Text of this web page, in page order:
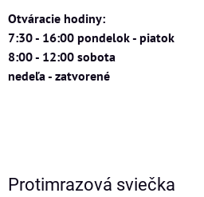
Otváracie hodiny:
7:30 - 16:00 pondelok - piatok
8:00 - 12:00 sobota
nedeľa - zatvorené
Protimrazová sviečka